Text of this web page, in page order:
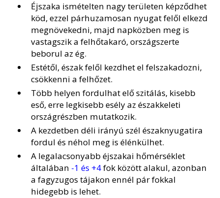
Éjszaka ismételten nagy területen képződhet
köd, ezzel párhuzamosan nyugat felől elkezd
megnövekedni, majd napközben meg is
vastagszik a felhőtakaró, országszerte
beborul az ég.
Estétől, észak felől kezdhet el felszakadozni,
csökkenni a felhőzet.
Több helyen fordulhat elő szitálás, kisebb
eső, erre legkisebb esély az északkeleti
országrészben mutatkozik.
A kezdetben déli irányú szél északnyugatira
fordul és néhol meg is élénkülhet.
A legalacsonyabb éjszakai hőmérséklet
általában -1 és +4fok között alakul, azonban
a fagyzugos tájakon ennél pár fokkal
hidegebb is lehet.